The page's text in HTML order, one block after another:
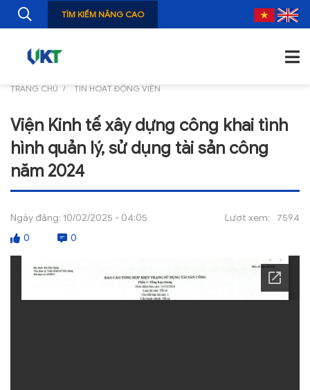
GIỚI THIỆU
TIN TỨC
NGHIÊN CỨU
ẤN PHẨM
TƯ VẤN
TÌM KIẾM NÂNG CAO
TRANG CHỦ TIN HOẠT ĐỘNG VIỆN
Viện Kinh tế xây dựng công khai tình
hình quản lý, sử dụng tài sản công
năm 2024
Ngày đăng: 10/02/2025 - 04:05 Lượt xem:
7594
0
0